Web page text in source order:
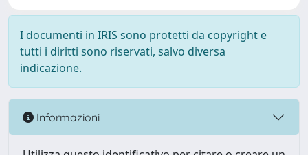
I documenti in IRIS sono protetti da copyright e
tutti i diritti sono riservati, salvo diversa
indicazione.
Informazioni